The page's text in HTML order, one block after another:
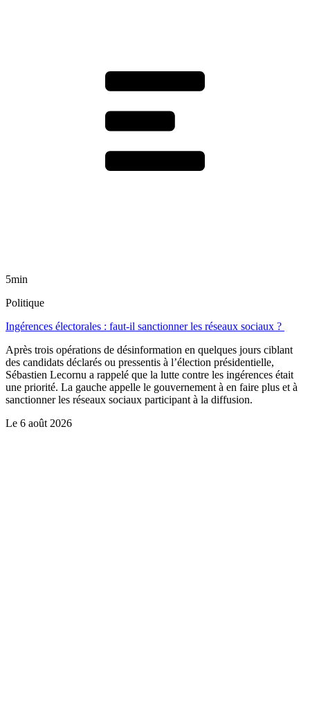
5min
Politique
Ingérences électorales : faut-il sanctionner les réseaux sociaux ?
Après trois opérations de désinformation en quelques jours ciblant
des candidats déclarés ou pressentis à l’élection présidentielle,
Sébastien Lecornu a rappelé que la lutte contre les ingérences était
une priorité. La gauche appelle le gouvernement à en faire plus et à
sanctionner les réseaux sociaux participant à la diffusion.
Le 6 août 2026